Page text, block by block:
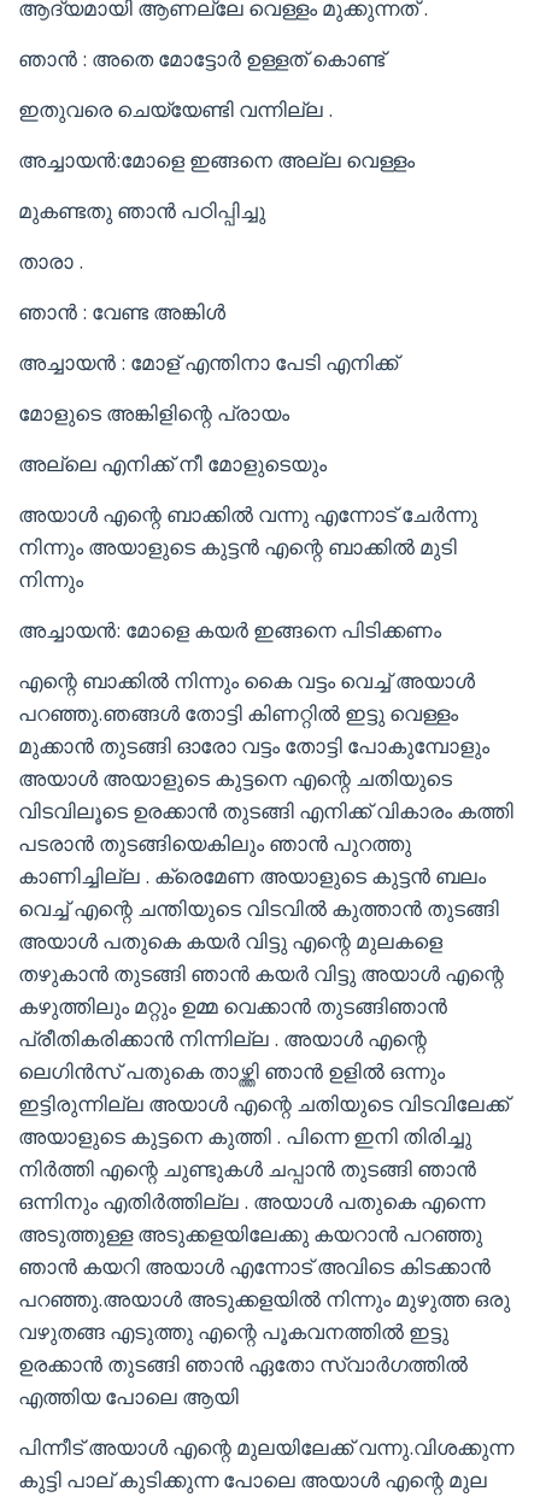
ആദ്യമായി ആണല്ലേ വെള്ളം മുക്കുന്നത് .
ഞാൻ : അതെ മോട്ടോർ ഉള്ളത് കൊണ്ട്
ഇതുവരെ ചെയ്‌യേണ്ടി വന്നില്ല .
അച്ചായൻ:മോളെ ഇങ്ങനെ അല്ല വെള്ളം
മുകണ്ടതു ഞാൻ പഠിപ്പിച്ചു
താരാ .
ഞാൻ : വേണ്ട അങ്കിൾ
അച്ചായൻ : മോള് എന്തിനാ പേടി എനിക്ക്
മോളുടെ അങ്കിളിന്റെ പ്രായം
അല്ലെ എനിക്ക് നീ മോളുടെയും
അയാൾ എന്റെ ബാക്കിൽ വന്നു എന്നോട് ചേർന്നു
നിന്നും അയാളുടെ കുട്ടൻ എന്റെ ബാക്കിൽ മുടി
നിന്നും
അച്ചായൻ: മോളെ കയർ ഇങ്ങനെ പിടിക്കണം
എന്റെ ബാക്കിൽ നിന്നും കൈ വട്ടം വെച്ച് അയാൾ
പറഞ്ഞു.ഞങ്ങൾ തോട്ടി കിണറ്റിൽ ഇട്ടു വെള്ളം
മുക്കാൻ തുടങ്ങി ഓരോ വട്ടം തോട്ടി പോകുമ്പോളും
അയാൾ അയാളുടെ കുട്ടനെ എന്റെ ചതിയുടെ
വിടവിലൂടെ ഉരക്കാൻ തുടങ്ങി എനിക്ക് വികാരം കത്തി
പടരാൻ തുടങ്ങിയെകിലും ഞാൻ പുറത്തു
കാണിച്ചില്ല . ക്രെമേണ അയാളുടെ കുട്ടൻ ബലം
വെച്ച് എന്റെ ചന്തിയുടെ വിടവിൽ കുത്താൻ തുടങ്ങി
അയാൾ പതുകെ കയർ വിട്ടു എന്റെ മുലകളെ
തഴുകാൻ തുടങ്ങി ഞാൻ കയർ വിട്ടു അയാൾ എന്റെ
കഴുത്തിലും മറ്റും ഉമ്മ വെക്കാൻ തുടങ്ങിഞാൻ
പ്രീതികരിക്കാൻ നിന്നില്ല . അയാൾ എന്റെ
ലെഗിൻസ് പതുകെ താഴ്ത്തി ഞാൻ ഉളിൽ ഒന്നും
ഇട്ടിരുന്നില്ല അയാൾ എന്റെ ചതിയുടെ വിടവിലേക്ക്
അയാളുടെ കുട്ടനെ കുത്തി . പിന്നെ ഇനി തിരിച്ചു
നിർത്തി എന്റെ ചുണ്ടുകൾ ചപ്പാൻ തുടങ്ങി ഞാൻ
ഒന്നിനും എതിർത്തില്ല . അയാൾ പതുകെ എന്നെ
അടുത്തുള്ള അടുക്കളയിലേക്കു കയറാൻ പറഞ്ഞു
ഞാൻ കയറി അയാൾ എന്നോട് അവിടെ കിടക്കാൻ
പറഞ്ഞു.അയാൾ അടുക്കളയിൽ നിന്നും മുഴുത്ത ഒരു
വഴുതങ്ങ എടുത്തു എന്റെ പൂകവനത്തിൽ ഇട്ടു
ഉരക്കാൻ തുടങ്ങി ഞാൻ ഏതോ സ്വാർഗത്തിൽ
എത്തിയ പോലെ ആയി
പിന്നീട് അയാൾ എന്റെ മുലയിലേക്ക് വന്നു.വിശക്കുന്ന
കുട്ടി പാല് കുടിക്കുന്ന പോലെ അയാൾ എന്റെ മുല